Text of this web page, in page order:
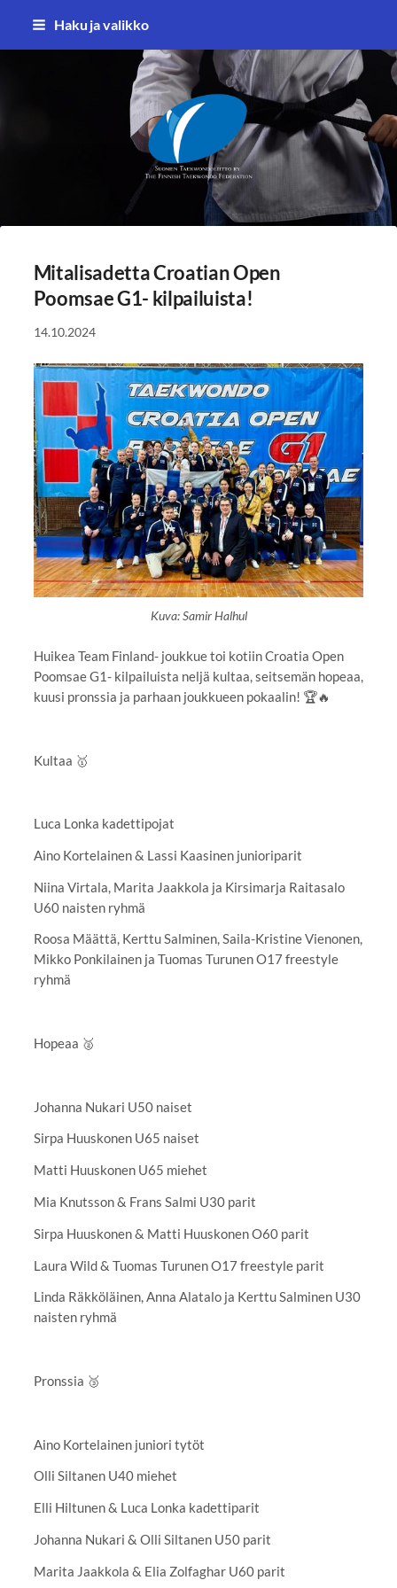
Siirry
Haku ja valikko
Suomen Taekwondoliitto ry
Mitalisadetta Croatian Open
Poomsae G1- kilpailuista!
14.10.2024
Kuva: Samir Halhul
Huikea Team Finland- joukkue toi kotiin Croatia Open
Poomsae G1- kilpailuista neljä kultaa, seitsemän hopeaa,
kuusi pronssia ja parhaan joukkueen pokaalin! 🏆🔥
Kultaa 🥇
Luca Lonka kadettipojat
Aino Kortelainen & Lassi Kaasinen junioriparit
Niina Virtala, Marita Jaakkola ja Kirsimarja Raitasalo
U60 naisten ryhmä
Roosa Määttä, Kerttu Salminen, Saila-Kristine Vienonen,
Mikko Ponkilainen ja Tuomas Turunen O17 freestyle
ryhmä
Hopeaa 🥈
Johanna Nukari U50 naiset
Sirpa Huuskonen U65 naiset
Matti Huuskonen U65 miehet
Mia Knutsson & Frans Salmi U30 parit
Sirpa Huuskonen & Matti Huuskonen O60 parit
Laura Wild & Tuomas Turunen O17 freestyle parit
Linda Räkköläinen, Anna Alatalo ja Kerttu Salminen U30
naisten ryhmä
Pronssia 🥉
Aino Kortelainen juniori tytöt
Olli Siltanen U40 miehet
Elli Hiltunen & Luca Lonka kadettiparit
Johanna Nukari & Olli Siltanen U50 parit
Marita Jaakkola & Elia Zolfaghar U60 parit